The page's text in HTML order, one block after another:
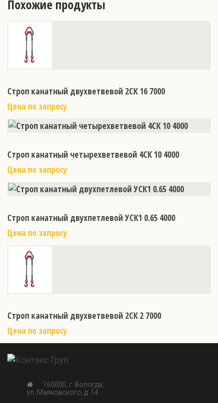
Похожие продукты
Строп канатный двухветвевой 2СК 16 7000
Цена по запросу
Строп канатный четырехветвевой 4СК 10 4000
Цена по запросу
Строп канатный двухпетлевой УСК1 0.65 4000
Цена по запросу
Строп канатный двухветвевой 2СК 2 7000
Цена по запросу
160000, г. Вологда,
ул. Маяковского, д. 14